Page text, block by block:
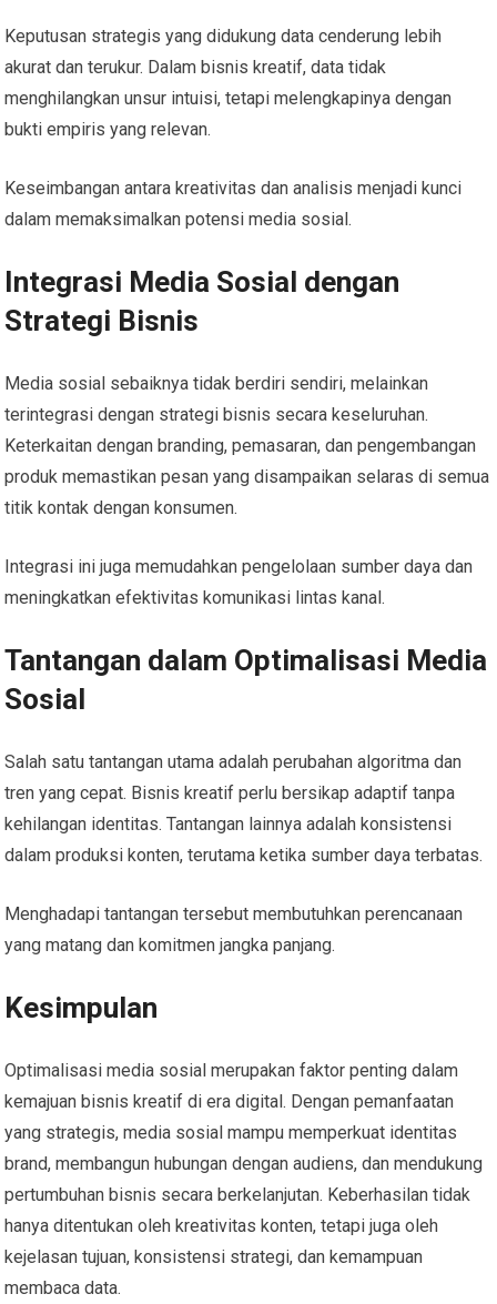
Keputusan strategis yang didukung data cenderung lebih
akurat dan terukur. Dalam bisnis kreatif, data tidak
menghilangkan unsur intuisi, tetapi melengkapinya dengan
bukti empiris yang relevan.
Keseimbangan antara kreativitas dan analisis menjadi kunci
dalam memaksimalkan potensi media sosial.
Integrasi Media Sosial dengan
Strategi Bisnis
Media sosial sebaiknya tidak berdiri sendiri, melainkan
terintegrasi dengan strategi bisnis secara keseluruhan.
Keterkaitan dengan branding, pemasaran, dan pengembangan
produk memastikan pesan yang disampaikan selaras di semua
titik kontak dengan konsumen.
Integrasi ini juga memudahkan pengelolaan sumber daya dan
meningkatkan efektivitas komunikasi lintas kanal.
Tantangan dalam Optimalisasi Media
Sosial
Salah satu tantangan utama adalah perubahan algoritma dan
tren yang cepat. Bisnis kreatif perlu bersikap adaptif tanpa
kehilangan identitas. Tantangan lainnya adalah konsistensi
dalam produksi konten, terutama ketika sumber daya terbatas.
Menghadapi tantangan tersebut membutuhkan perencanaan
yang matang dan komitmen jangka panjang.
Kesimpulan
Optimalisasi media sosial merupakan faktor penting dalam
kemajuan bisnis kreatif di era digital. Dengan pemanfaatan
yang strategis, media sosial mampu memperkuat identitas
brand, membangun hubungan dengan audiens, dan mendukung
pertumbuhan bisnis secara berkelanjutan. Keberhasilan tidak
hanya ditentukan oleh kreativitas konten, tetapi juga oleh
kejelasan tujuan, konsistensi strategi, dan kemampuan
membaca data.